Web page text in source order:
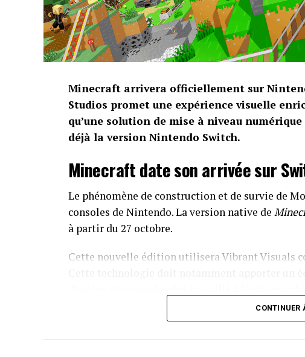
Minecraft arrivera officiellement sur
Studios promet une expérience visuelle
qu’une solution de mise à niveau
déjà la version Nintendo Switch.
Minecraft date son arrivée sur
Le phénomène de construction et de survie de
consoles de Nintendo. La version native de
à partir du 27 octobre.
Cette nouvelle édition utilisera Vibrant Visuals
Les contenus compatibles proposés sur le
CONTINUER